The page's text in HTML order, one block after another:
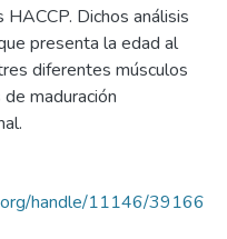
Dichos análisis
presenta la edad al
diferentes músculos
maduración
handle/11146/39166